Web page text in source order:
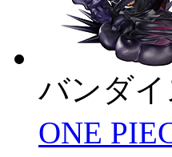
バンダ
ONE